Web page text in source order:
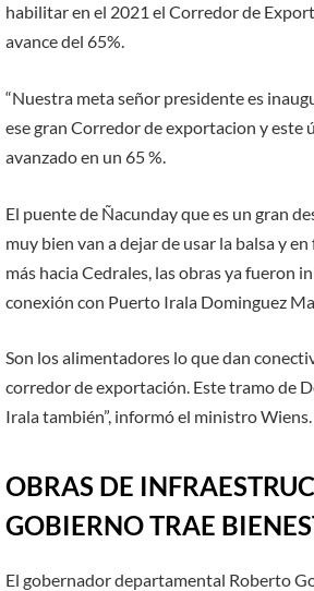
habilitar en el 2021 el Corredor de
avance del 65%.
“Nuestra meta señor presidente es
ese gran Corredor de exportacion y este
avanzado en un 65 %.
El puente de Ñacunday que es un gran
muy bien van a dejar de usar la balsa y
más hacia Cedrales, las obras ya fueron
conexión con Puerto Irala Dominguez
Son los alimentadores lo que dan
corredor de exportación. Este tramo de
Irala también”, informó el ministro Wiens.
OBRAS DE
GOBIERNO TRAE
El gobernador departamental Roberto